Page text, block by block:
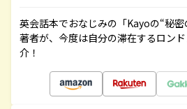
英会話本でおなじみの「Kayoの“秘
著者が、今度は自分の滞在するロン
介！